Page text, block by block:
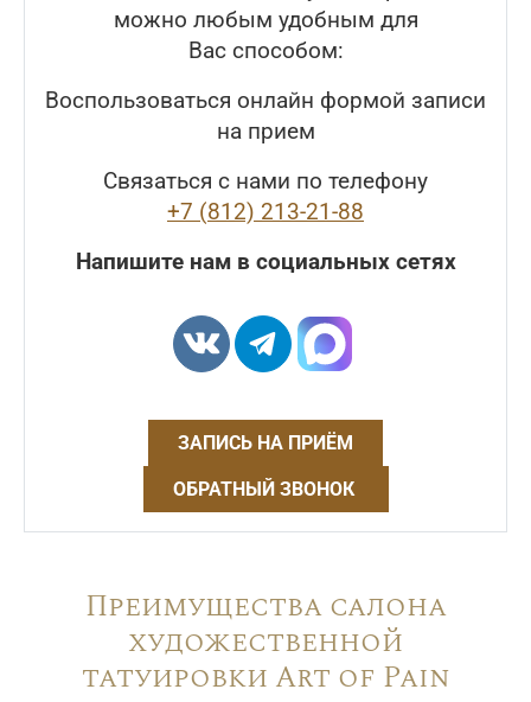
можно любым удобным для
Вас способом:
Воспользоваться онлайн формой записи
на прием
Связаться с нами по телефону
+7 (812) 213-21-88
Напишите нам в социальных сетях
ЗАПИСЬ НА ПРИЁМ
ОБРАТНЫЙ ЗВОНОК
Преимущества салона
художественной
татуировки Art of Pain